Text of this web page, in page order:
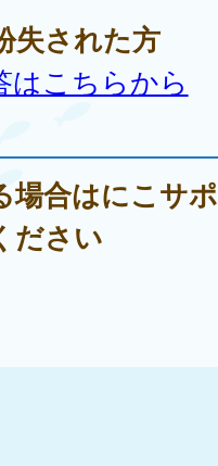
された方
はこちらから
合はにこサポ
ださい